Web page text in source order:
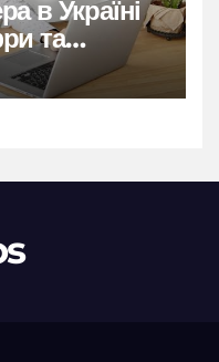
в Україні
та